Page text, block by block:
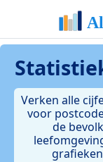
Verken alle
voor
de